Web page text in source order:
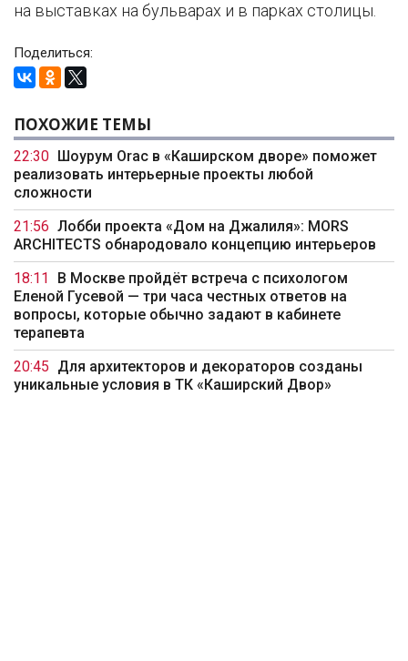
на выставках на бульварах и в парках столицы.
Поделиться:
ПОХОЖИЕ ТЕМЫ
22:30
Шоурум Orac в «Каширском дворе» поможет
реализовать интерьерные проекты любой
сложности
21:56 Лобби проекта «Дом на Джалиля»: MORS
ARCHITECTS обнародовало концепцию интерьеров
18:11
В Москве пройдёт встреча с психологом
Еленой Гусевой — три часа честных ответов на
вопросы, которые обычно задают в кабинете
терапевта
20:45 Для архитекторов и декораторов созданы
уникальные условия в ТК «Каширский Двор»